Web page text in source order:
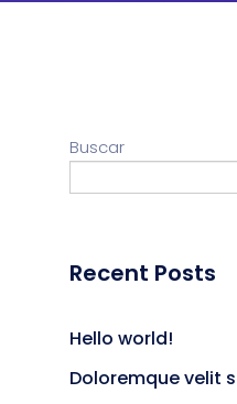
Buscar
Recent Posts
Hello world!
Doloremque velit